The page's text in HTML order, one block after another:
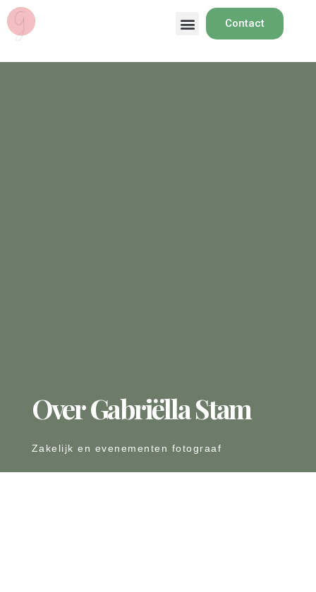
Contact
Over Gabriëlla Stam
Zakelijk en evenementen fotograaf